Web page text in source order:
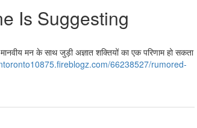
Is Suggesting
मन के साथ जुड़ी अज्ञात शक्तियों का एक परिणाम हो सकता
66238527/rumored-